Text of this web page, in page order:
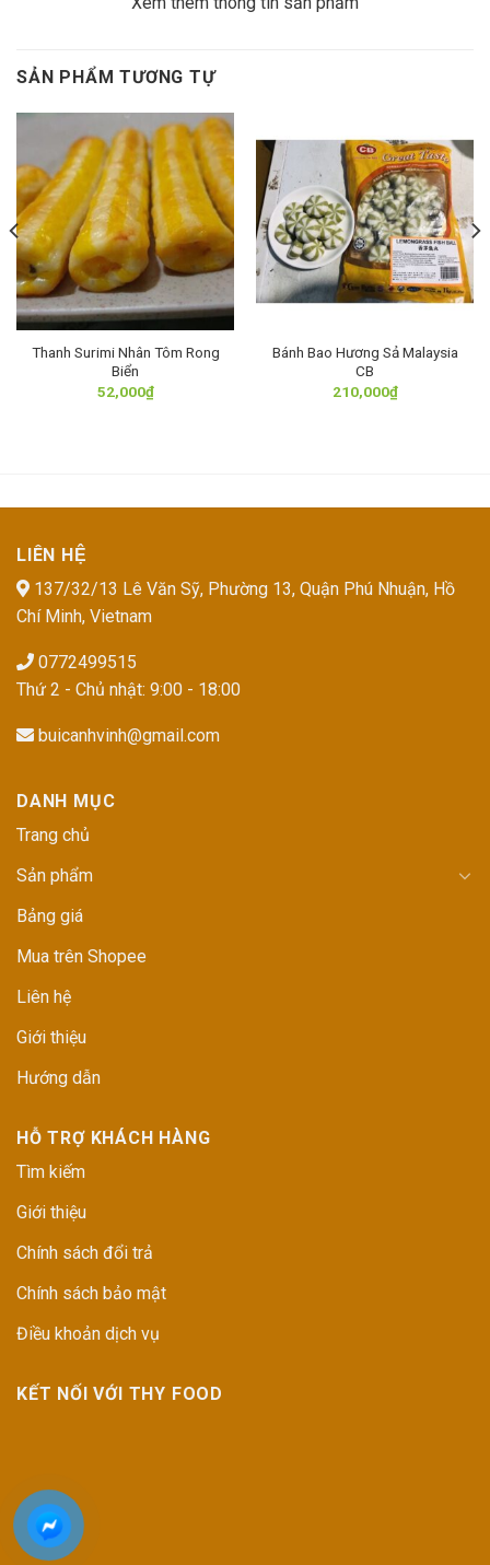
SẢN PHẨM TƯƠNG TỰ
Thanh Surimi Nhân Tôm Rong
Biển
52,000₫
Bánh Bao Hương Sả Malaysia
CB
210,000₫
LIÊN HỆ
137/32/13 Lê Văn Sỹ, Phường 13, Quận Phú Nhuận, Hồ
Chí Minh, Vietnam
0772499515
Thứ 2 - Chủ nhật: 9:00 - 18:00
buicanhvinh@gmail.com
DANH MỤC
Trang chủ
Sản phẩm
Bảng giá
Mua trên Shopee
Liên hệ
Giới thiệu
Hướng dẫn
HỖ TRỢ KHÁCH HÀNG
Tìm kiếm
Giới thiệu
Chính sách đổi trả
Chính sách bảo mật
Điều khoản dịch vụ
KẾT NỐI VỚI THY FOOD